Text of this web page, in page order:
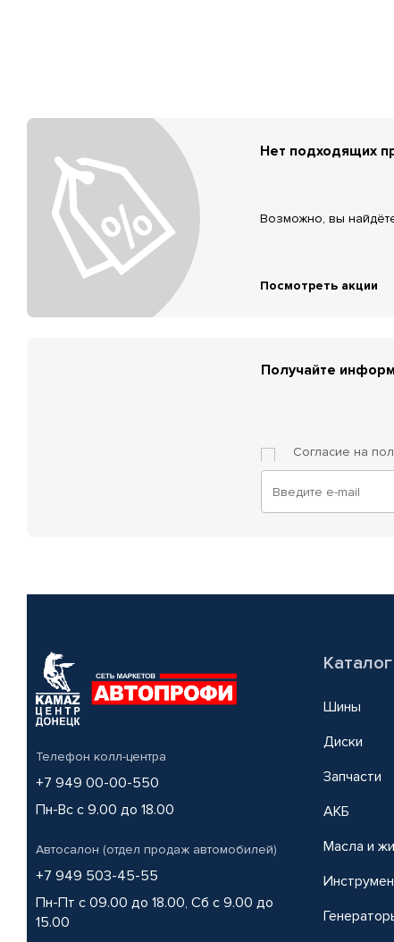
Нет подходящих
Возможно, вы
Посмотреть акции
Получайте
Согласие на
Телефон колл-центра
+7 949 00-00-550
Пн-Вс с 9.00 до 18.00
Автосалон (отдел продаж автомобилей)
+7 949 503-45-55
Пн-Пт с 09.00 до 18.00, Сб с 9.00 до
15.00
Каталог
Шины
Диски
Запчасти
АКБ
Масла и